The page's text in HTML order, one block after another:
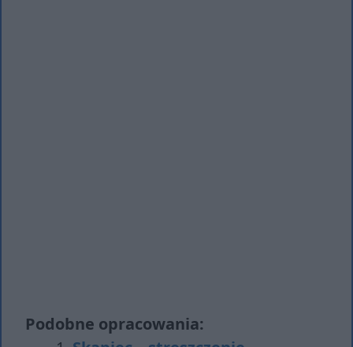
Podobne opracowania: